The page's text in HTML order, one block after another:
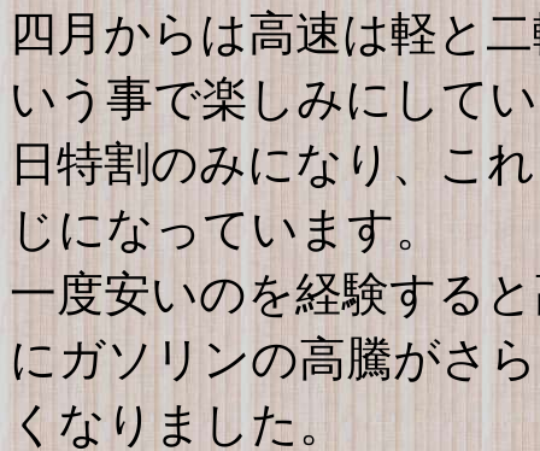
四月からは高速は軽と
いう事で楽しみにして
日特割のみになり、こ
じになっています。
一度安いのを経験する
にガソリンの高騰がさ
くなりました。